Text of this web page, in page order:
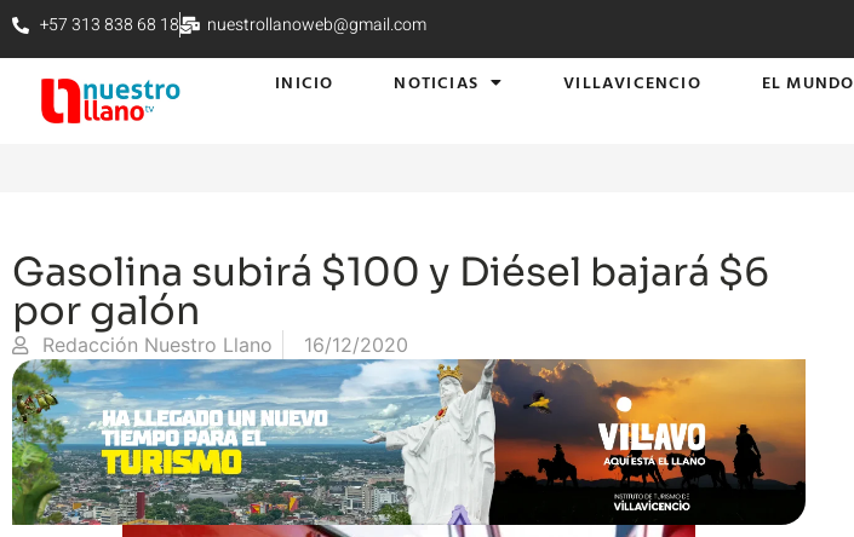
+57 313 838 68 18 nuestrollanoweb@gmail.com
INICIO NOTICIAS VILLAVICENCIO EL MUNDO
Gasolina subirá $100 y Diésel bajará $6
por galón
Redacción Nuestro Llano 16/12/2020